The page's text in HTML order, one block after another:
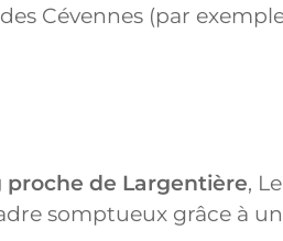
Cévennes (par
de Largentière,
somptueux grâce à